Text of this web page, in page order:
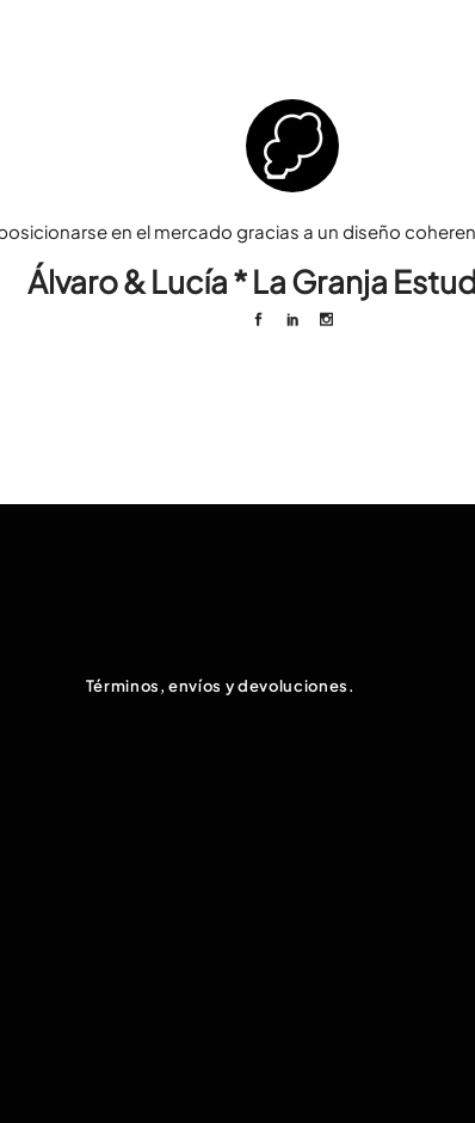
en el mercado gracias a un diseño
Álvaro & Lucía * La Granja
Términos, envíos y devoluciones.